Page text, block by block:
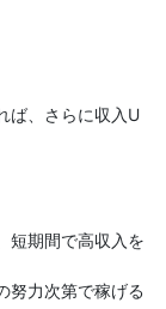
ば、さらに収入U
短期間で高収入を
努力次第で稼げる